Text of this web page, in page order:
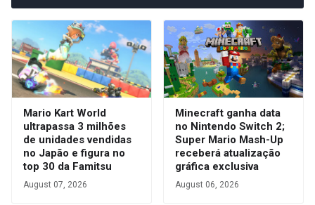
Mario Kart World
ultrapassa 3 milhões
de unidades vendidas
no Japão e figura no
top 30 da Famitsu
August 07, 2026
Minecraft ganha data
no Nintendo Switch 2;
Super Mario Mash-Up
receberá atualização
gráfica exclusiva
August 06, 2026